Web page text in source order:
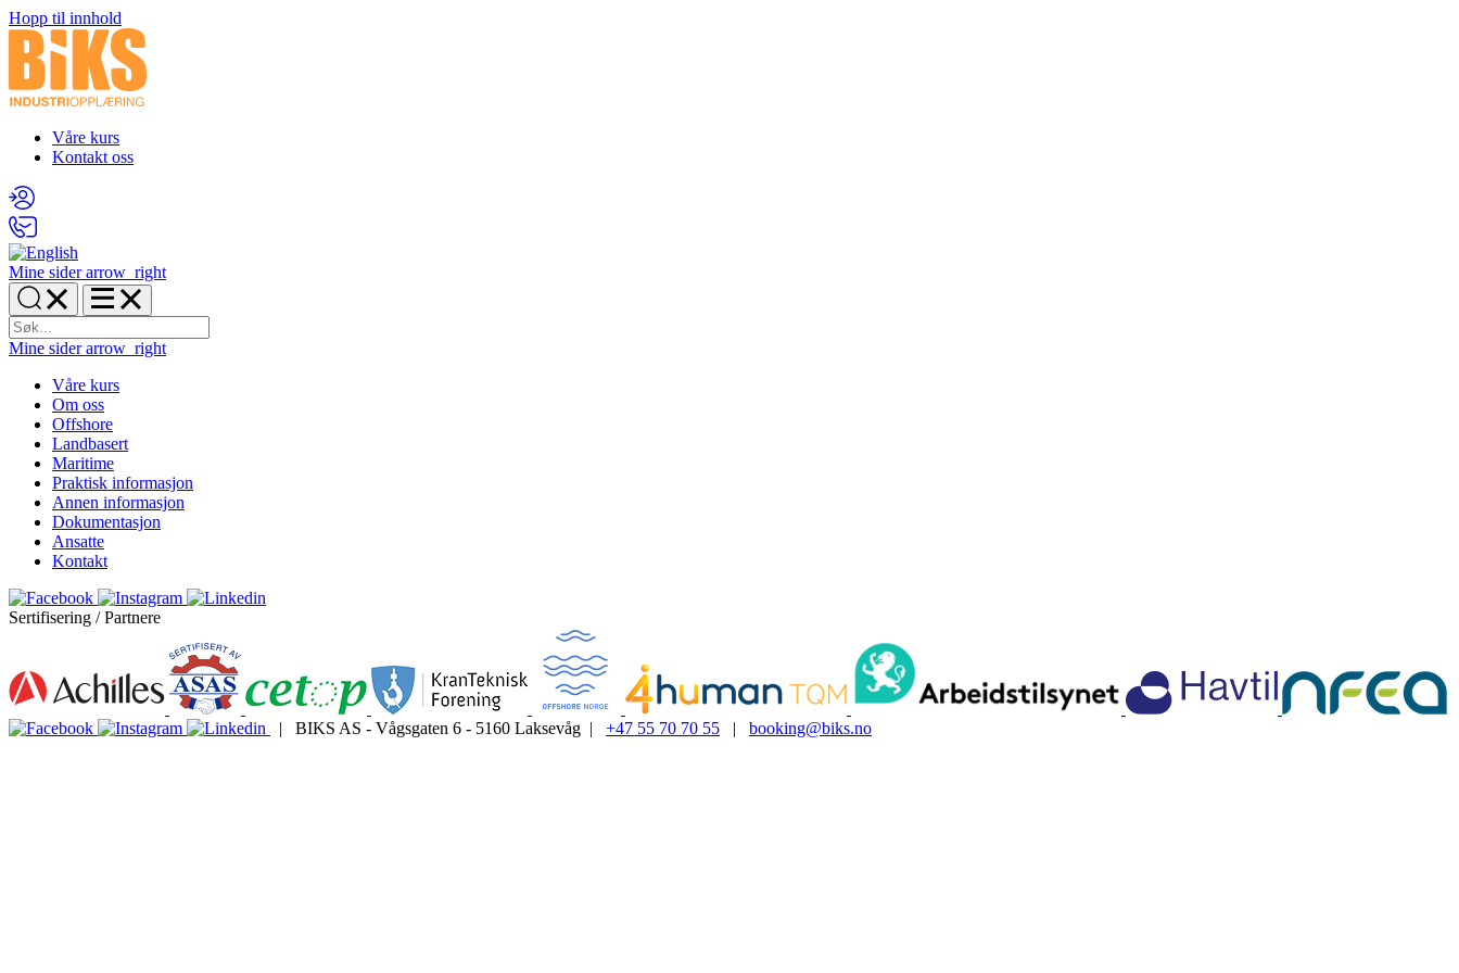
Hopp til innhold
Våre kurs
Kontakt oss
Mine sider arrow_right
Mine sider arrow_right
Våre kurs
Om oss
Offshore
Landbasert
Maritime
Praktisk informasjon
Annen informasjon
Dokumentasjon
Ansatte
Kontakt
Sertifisering / Partnere
| BIKS AS - Vågsgaten 6 - 5160 Laksevåg | +47 55 70 70 55 | booking@biks.no